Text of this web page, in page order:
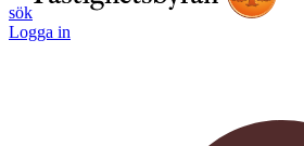
sök
Logga in